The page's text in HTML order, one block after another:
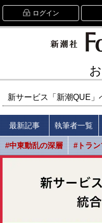
ログイン
新サービス「新潮QUE」
最新記事 執筆者一覧
#中東動乱の深層 #トラ